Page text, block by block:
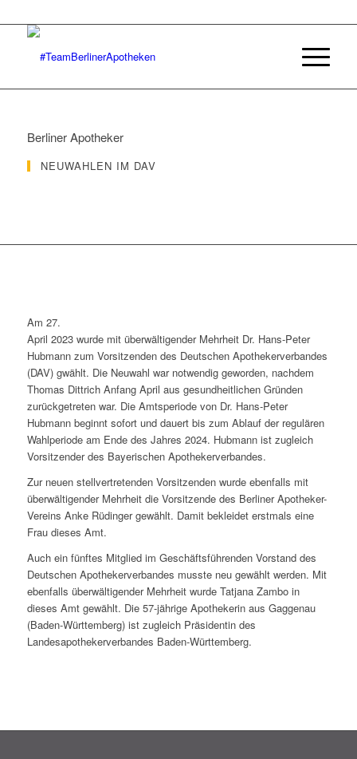
Berliner Apotheker
NEUWAHLEN IM DAV
Am 27.
April 2023 wurde mit überwältigender Mehrheit Dr. Hans-Peter
Hubmann zum Vorsitzenden des Deutschen Apothekerverbandes
(DAV) gwählt. Die Neuwahl war notwendig geworden, nachdem
Thomas Dittrich Anfang April aus gesundheitlichen Gründen
zurückgetreten war. Die Amtsperiode von Dr. Hans-Peter
Hubmann beginnt sofort und dauert bis zum Ablauf der regulären
Wahlperiode am Ende des Jahres 2024. Hubmann ist zugleich
Vorsitzender des Bayerischen Apothekerverbandes.
Zur neuen stellvertretenden Vorsitzenden wurde ebenfalls mit
überwältigender Mehrheit die Vorsitzende des Berliner Apotheker-
Vereins Anke Rüdinger gewählt. Damit bekleidet erstmals eine
Frau dieses Amt.
Auch ein fünftes Mitglied im Geschäftsführenden Vorstand des
Deutschen Apothekerverbandes musste neu gewählt werden. Mit
ebenfalls überwältigender Mehrheit wurde Tatjana Zambo in
dieses Amt gewählt. Die 57-jährige Apothekerin aus Gaggenau
(Baden-Württemberg) ist zugleich Präsidentin des
Landesapothekerverbandes Baden-Württemberg.